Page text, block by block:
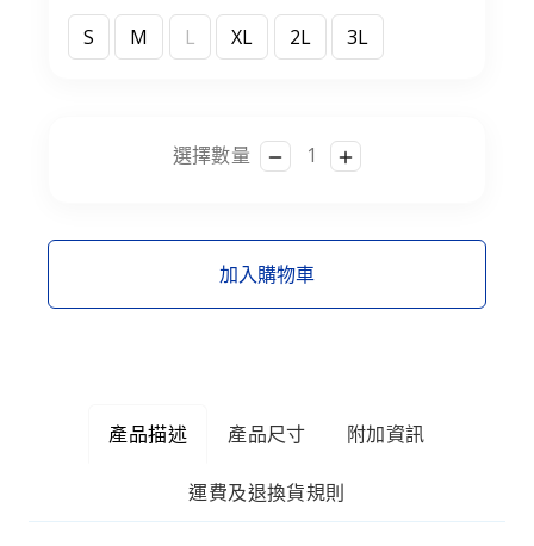
S M L XL 2L 3L
選擇數量
加入購物車
產品描述 產品尺寸 附加資訊
運費及退換貨規則